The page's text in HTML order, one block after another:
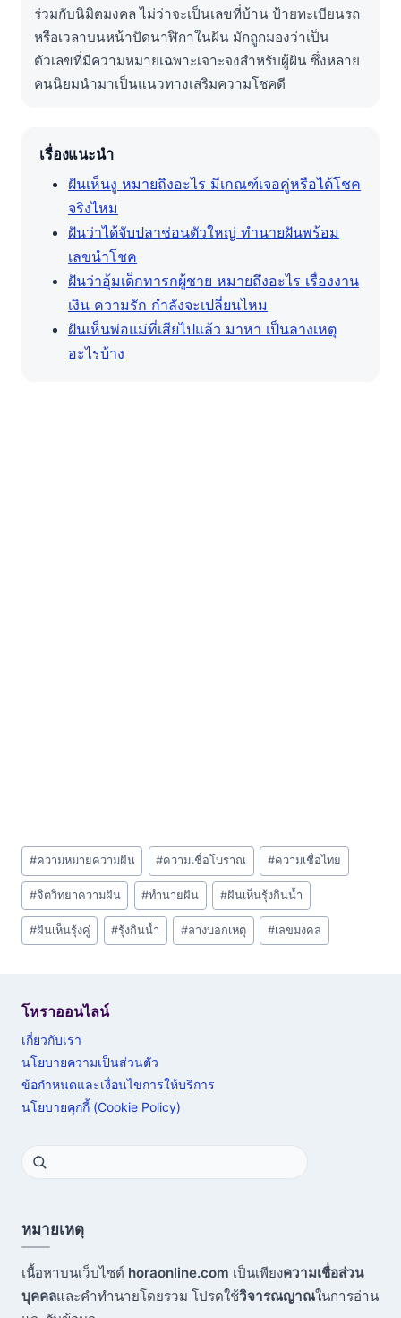
ร่วมกับนิมิตมงคล ไม่ว่าจะเป็นเลขที่บ้าน ป้ายทะเบียนรถ
หรือเวลาบนหน้าปัดนาฬิกาในฝัน มักถูกมองว่าเป็น
ตัวเลขที่มีความหมายเฉพาะเจาะจงสำหรับผู้ฝัน ซึ่งหลาย
คนนิยมนำมาเป็นแนวทางเสริมความโชคดี
เรื่องแนะนำ
ฝันเห็นงู หมายถึงอะไร มีเกณฑ์เจอคู่หรือได้โชค
จริงไหม
ฝันว่าได้จับปลาช่อนตัวใหญ่ ทำนายฝันพร้อม
เลขนำโชค
ฝันว่าอุ้มเด็กทารกผู้ชาย หมายถึงอะไร เรื่องงาน
เงิน ความรัก กำลังจะเปลี่ยนไหม
ฝันเห็นพ่อแม่ที่เสียไปแล้ว มาหา เป็นลางเหตุ
อะไรบ้าง
Post
Tags:
#ความหมายความฝัน #ความเชื่อโบราณ #ความเชื่อไทย
#จิตวิทยาความฝัน #ทำนายฝัน #ฝันเห็นรุ้งกินน้ำ
#ฝันเห็นรุ้งคู่ #รุ้งกินน้ำ #ลางบอกเหตุ #เลขมงคล
โหราออนไลน์
เกี่ยวกับเรา
นโยบายความเป็นส่วนตัว
ข้อกำหนดและเงื่อนไขการให้บริการ
นโยบายคุกกี้ (Cookie Policy)
หมายเหตุ
เนื้อหาบนเว็บไซต์ horaonline.com เป็นเพียงความเชื่อส่วน
บุคคลและคำทำนายโดยรวม โปรดใช้วิจารณญาณในการอ่าน